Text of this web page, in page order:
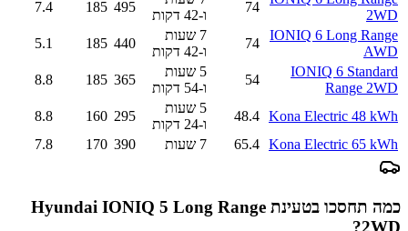
2WD
74
ו-42 דקות
495
185
7.4
IONIQ 6 Long Range
AWD
74
7 שעות
ו-42 דקות
440
185
5.1
IONIQ 6 Standard
Range 2WD
54
5 שעות
ו-54 דקות
365
185
8.8
Kona Electric 48 kWh
48.4
5 שעות
ו-24 דקות
295
160
8.8
Kona Electric 65 kWh
65.4 7 שעות 390
170
7.8
כמה תחסכו בטעינת Hyundai IONIQ 5 Long Range